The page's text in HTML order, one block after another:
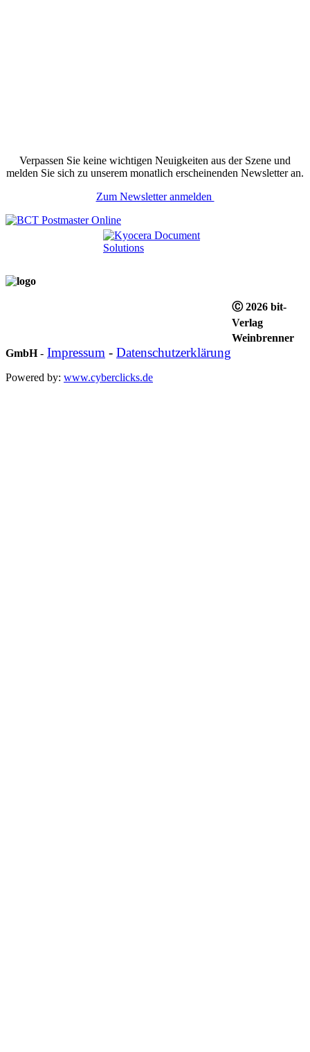
Verpassen Sie keine wichtigen Neuigkeiten aus der Szene und
melden Sie sich zu unserem monatlich erscheinenden Newsletter an.
Zum Newsletter anmelden
Ⓒ 2026 bit-
Verlag
Weinbrenner
GmbH- Impressum - Datenschutzerklärung
Powered by: www.cyberclicks.de